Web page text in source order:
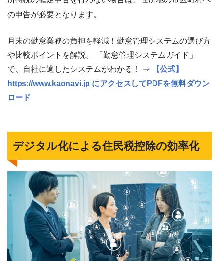
の申告が必要となります。
月末の勤怠業務の負担を軽減！勤怠管理システムの選び方
や比較ポイントを解説。 「勤怠管理システムガイド」
で、自社に適したシステムがわかる！ ⇒
【公式】
https://www.kaonavi.jp にアクセスしてPDFを無料ダウン
ロード
デジタル化による住民税控除の効率化